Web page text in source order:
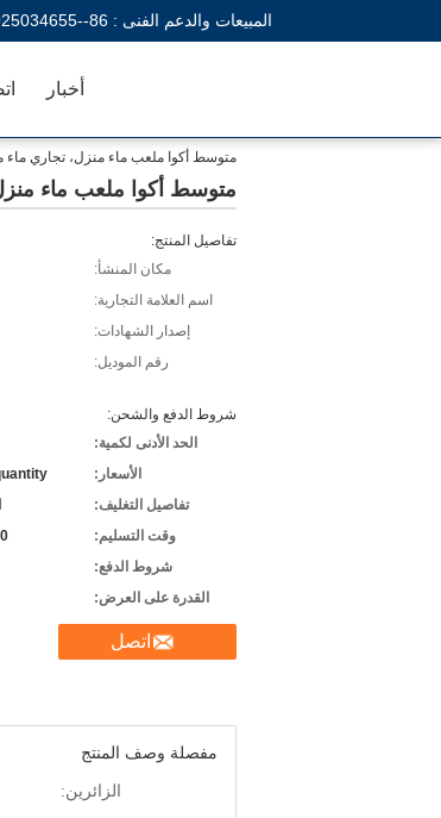
المبيعات والدعم الفنى : 86--13925034655
أخبار
متوسط ​​أكوا ملعب ماء منزل، تجاري ماء
متوسط ​​أكوا ملعب ماء
تفاصيل المنتج:
مكان المنشأ:
اسم العلامة التجارية:
إصدار الشهادات:
رقم الموديل:
شروط الدفع والشحن:
الحد الأدنى لكمية:
الأسعار:
تفاصيل التغليف:
وقت التسليم:
30 يوم
شروط الدفع:
القدرة على العرض:
اتصل
مفصلة وصف المنتج
الزائرين: